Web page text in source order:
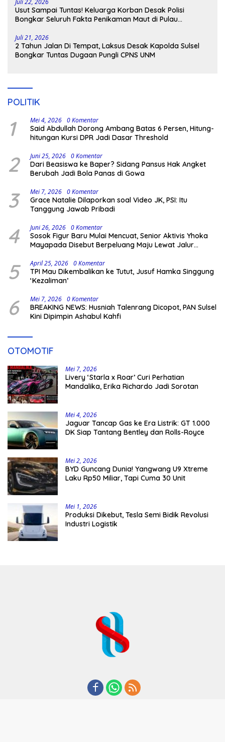
Usut Sampai Tuntas! Keluarga Korban Desak Polisi
Bongkar Seluruh Fakta Penikaman Maut di Pulau
Juli 21, 2026
2 Tahun Jalan Di Tempat, Laksus Desak Kapolda Sulsel
Bongkar Tuntas Dugaan Pungli CPNS UNM
POLITIK
1 Mei 4, 2026 0 Komentar
Said Abdullah Dorong Ambang Batas 6 Persen, Hitung-
hitungan Kursi DPR Jadi Dasar Threshold
2 Juni 25, 2026 0 Komentar
Dari Beasiswa ke Baper? Sidang Pansus Hak Angket
Berubah Jadi Bola Panas di Gowa
3 Mei 7, 2026 0 Komentar
Grace Natalie Dilaporkan soal Video JK, PSI: Itu
Tanggung Jawab Pribadi
4 Juni 26, 2026 0 Komentar
Sosok Figur Baru Mulai Mencuat, Senior Aktivis Yhoka
Mayapada Disebut Berpeluang Maju Lewat Jalur
5 April 25, 2026 0 Komentar
TPI Mau Dikembalikan ke Tutut, Jusuf Hamka Singgung
‘Kezaliman’
6 Mei 7, 2026 0 Komentar
BREAKING NEWS: Husniah Talenrang Dicopot, PAN Sulsel
Kini Dipimpin Ashabul Kahfi
OTOMOTIF
Mei 7, 2026
Livery ‘Starla x Roar’ Curi Perhatian
Mandalika, Erika Richardo Jadi Sorotan
Mei 4, 2026
Jaguar Tancap Gas ke Era Listrik: GT 1.000
DK Siap Tantang Bentley dan Rolls-Royce
Mei 2, 2026
BYD Guncang Dunia! Yangwang U9 Xtreme
Laku Rp50 Miliar, Tapi Cuma 30 Unit
Mei 1, 2026
Produksi Dikebut, Tesla Semi Bidik Revolusi
Industri Logistik